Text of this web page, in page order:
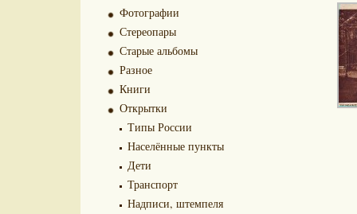
Фотографии
Стереопары
Старые альбомы
Разное
Книги
Открытки
Типы России
Населённые пункты
Дети
Транспорт
Надписи, штемпеля